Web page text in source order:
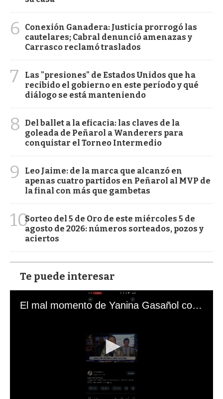
6
Conexión Ganadera: Justicia prorrogó las
cautelares; Cabral denunció amenazas y
Carrasco reclamó traslados
7
Las "presiones" de Estados Unidos que ha
recibido el gobierno en este período y qué
diálogo se está manteniendo
8
Del ballet a la eficacia: las claves de la
goleada de Peñarol a Wanderers para
conquistar el Torneo Intermedio
9
Leo Jaime: de la marca que alcanzó en
apenas cuatro partidos en Peñarol al MVP de
la final con más que gambetas
10Sorteo del 5 de Oro de este miércoles 5 de
agosto de 2026: números sorteados, pozos y
aciertos
Te puede interesar
El mal momento de Yanina Gasañol con un hincha argentino en "Subrayado"